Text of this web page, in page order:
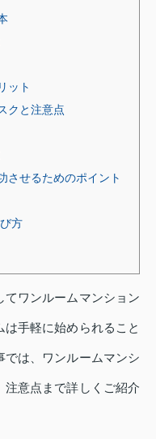
ット
クと注意点
させるためのポイント
方
ワンルームマンション
手軽に始められること
は、ワンルームマンシ
注意点まで詳しくご紹介